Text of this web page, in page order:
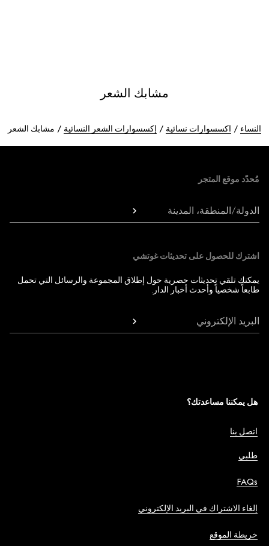
مشابك الشعر
النساء اكسسوارات نسائية إكسسوارات الشعر النسائية مشابك الشعر
مُحدّد موقع المتجر
الدولة/المنطقة، المدينة
اشترك للحصول على تحديثات غوتشي
يمكنك تلقي تحديثات حصرية حول إطلاق المجموعة والرسائل التي تحمل
طابعاً شخصياً وأحدث أخبار الدار.
البريد الإلكتروني
هل يمكننا مساعدتك؟
اتصل بنا
طلبي
FAQs
إلغاء الاشتراك في البريد الإلكتروني
خريطة الموقع